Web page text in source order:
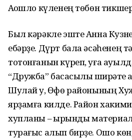
Аҡҡошло күленең төбөн
Был кәрәкле эште Анна
ебәрҙе. Дүрт бала әсәһенең
тотонғанын күреп, уға
“Дружба” баҡсасылыҡ
Шулай уҡ, Өфө районының
ярҙамға килде. Район
хупланы – ҡырҡынды
турағыс алып бирҙе. Ошо